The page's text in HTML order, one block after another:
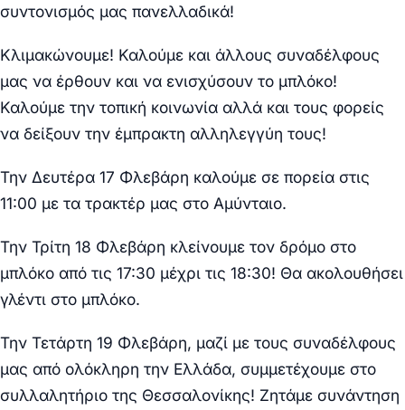
συντονισμός μας πανελλαδικά!
Κλιμακώνουμε! Καλούμε και άλλους συναδέλφους
μας να έρθουν και να ενισχύσουν το μπλόκο!
Καλούμε την τοπική κοινωνία αλλά και τους φορείς
να δείξουν την έμπρακτη αλληλεγγύη τους!
Την Δευτέρα 17 Φλεβάρη καλούμε σε πορεία στις
11:00 με τα τρακτέρ μας στο Αμύνταιο.
Την Τρίτη 18 Φλεβάρη κλείνουμε τον δρόμο στο
μπλόκο από τις 17:30 μέχρι τις 18:30! Θα ακολουθήσει
γλέντι στο μπλόκο.
Την Τετάρτη 19 Φλεβάρη, μαζί με τους συναδέλφους
μας από ολόκληρη την Ελλάδα, συμμετέχουμε στο
συλλαλητήριο της Θεσσαλονίκης! Ζητάμε συνάντηση